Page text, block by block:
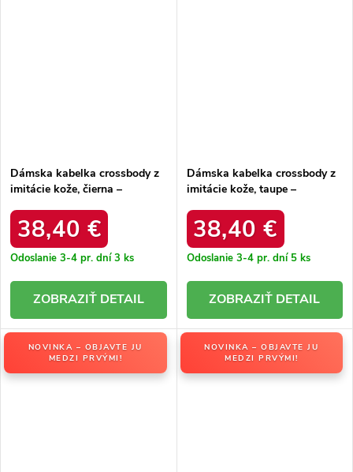
Dámska kabelka crossbody z
imitácie kože, čierna –
/ F9963 NOIR
38,40 €
Odoslanie 3-4 pr. dní3 ks
DETAIL
Dámska kabelka crossbody z
imitácie kože, taupe –
/ F9963 TAUPE
38,40 €
Odoslanie 3-4 pr. dní 5 ks
DETAIL
NOVINKA – OBJAVTE JU
MEDZI PRVÝMI!
NOVINKA – OBJAVTE JU
MEDZI PRVÝMI!